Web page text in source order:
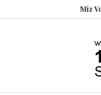
Miz Volume XII